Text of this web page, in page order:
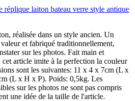
réplique laiton bateau verre style antique
réalisée dans un style ancien. Un
et fabriqué traditionnellement,
sur les photos. Fait main et
article imite à la perfection la couleur
sont les suivantes: 11 x 4 x 7cm (L x
(L x H x P). Poids: 0,5kg. Les
sur les photos ne sont pas compris
une idée de la taille de l'article.